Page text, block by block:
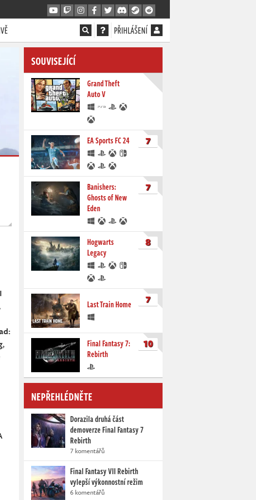
PŘIHLÁŠENÍ
,
SOUVISEJÍCÍ
Grand Theft
Auto V
EA Sports FC 24 7
Banishers:
Ghosts of New
Eden
7
Hogwarts
Legacy
8
Last Train Home 7
Final Fantasy 7:
Rebirth
10
NEPŘEHLÉDNĚTE
Dorazila druhá část
demoverze Final Fantasy 7
Rebirth
7 komentářů
Final Fantasy VII Rebirth
vylepší výkonnostní režim
6 komentářů